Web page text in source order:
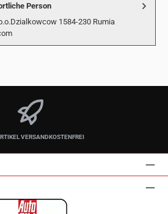
Person
1584-230 Rumia
VERSANDKOSTENFREI